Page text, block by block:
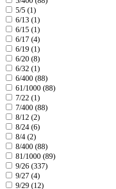
5/5 (1)
6/13 (1)
6/15 (1)
6/17 (4)
6/19 (1)
6/20 (8)
6/32 (1)
6/400 (88)
61/1000 (88)
7/22 (1)
7/400 (88)
8/12 (2)
8/24 (6)
8/4 (2)
8/400 (88)
81/1000 (89)
9/26 (337)
9/27 (4)
9/29 (12)